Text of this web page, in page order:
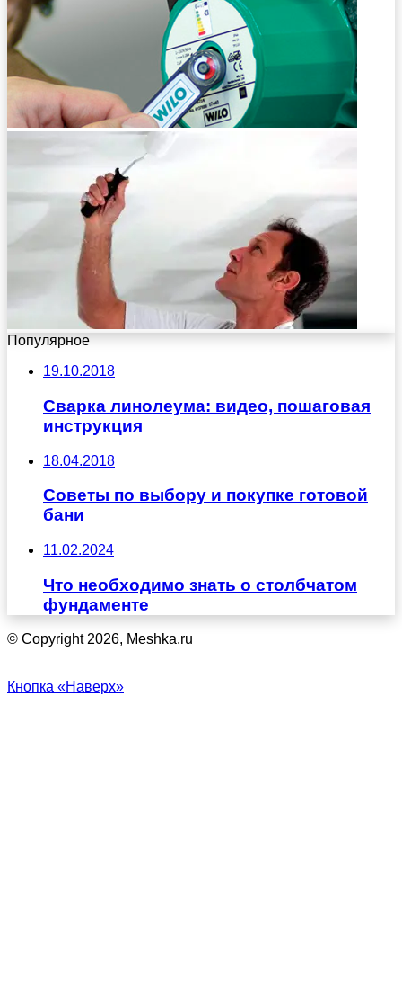
Популярное
19.10.2018
Сварка линолеума: видео, пошаговая
инструкция
18.04.2018
Советы по выбору и покупке готовой
бани
11.02.2024
Что необходимо знать о столбчатом
фундаменте
© Copyright 2026, Meshka.ru
Кнопка «Наверх»